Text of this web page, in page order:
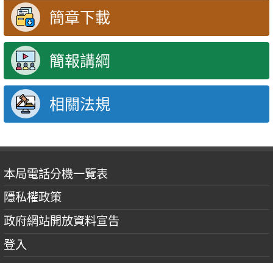
簡章下載
簡報講綱
相關法規
本局電話分機一覽表
隱私權政策
政府網站開放資料宣告
登入